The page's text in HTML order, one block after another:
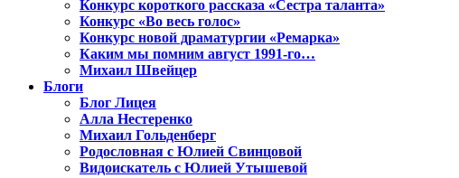
Конкурс короткого рассказа «Сестра таланта»
Конкурс «Во весь голос»
Конкурс новой драматургии «Ремарка»
Каким мы помним август 1991-го…
Михаил Швейцер
Блоги
Блог Лицея
Алла Нестеренко
Михаил Гольденберг
Родословная с Юлией Свинцовой
Видоискатель с Юлией Утышевой